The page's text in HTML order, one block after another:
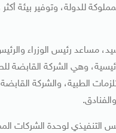
للدولة، وتوفير بيئة
مساعد رئيس الوزراء
شركات قابضة رئيسية، وهي
الطبية، والشركة
التنفيذي لوحدة الشركات